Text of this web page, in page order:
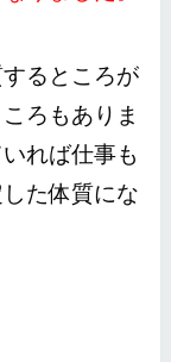
るところが
ろもありま
れば仕事も
た体質にな